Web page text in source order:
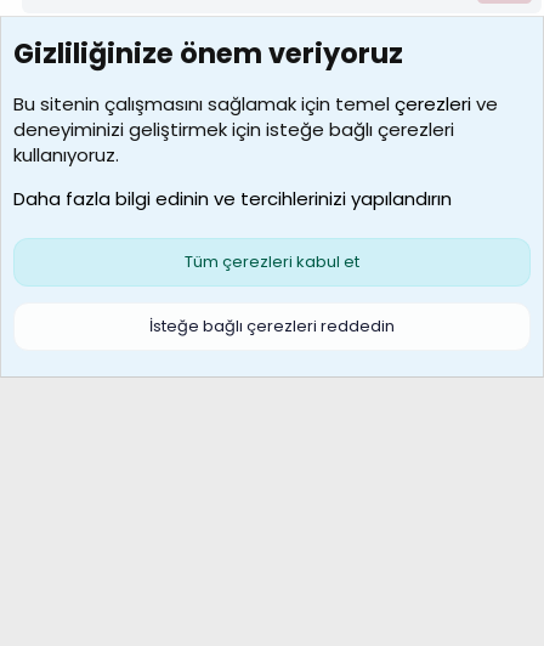
7388
Kullanıcılar
borabekirogluu
Son üye
Çerezler
S
Gizliliğinize önem veriyoruz
Bu sitenin çalışmasını sağlamak için temelçerezlerive
deneyiminizi geliştirmek için isteğe bağlı çerezleri
kullanıyoruz.
Daha fazla bilgi edinin ve tercihlerinizi yapılandırın
Tüm çerezleri kabul et
İsteğe bağlı çerezleri reddedin